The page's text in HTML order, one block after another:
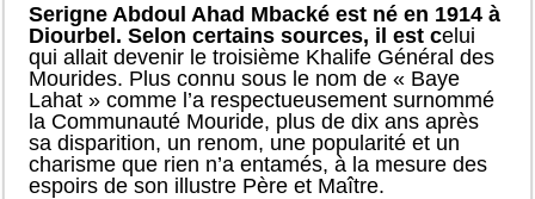
Serigne Abdoul Ahad Mbacké est né en 1914 à
Diourbel. Selon certains sources, il est celui
qui allait devenir le troisième Khalife Général des
Mourides. Plus connu sous le nom de « Baye
Lahat » comme l’a respectueusement surnommé
la Communauté Mouride, plus de dix ans après
sa disparition, un renom, une popularité et un
charisme que rien n’a entamés, à la mesure des
espoirs de son illustre Père et Maître.